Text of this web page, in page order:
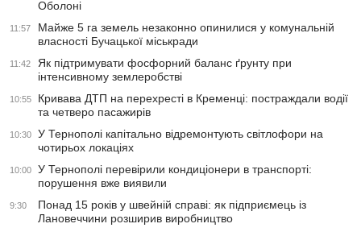
Оболоні
11:57
Майже 5 га земель незаконно опинилися у комунальній
власності Бучацької міськради
11:42
Як підтримувати фосфорний баланс ґрунту при
інтенсивному землеробстві
10:55
Кривава ДТП на перехресті в Кременці: постраждали водії
та четверо пасажирів
10:30
У Тернополі капітально відремонтують світлофори на
чотирьох локаціях
10:00
У Тернополі перевірили кондиціонери в транспорті:
порушення вже виявили
9:30
Понад 15 років у швейній справі: як підприємець із
Лановеччини розширив виробництво